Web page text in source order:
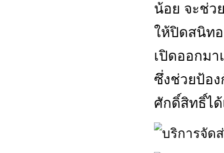
น้อย จะช่ว
ให้ปิดสนิท
เปิดออกมา
ซึ่งช่วยป้อ
ศักดิ์สิทธิ์ไ